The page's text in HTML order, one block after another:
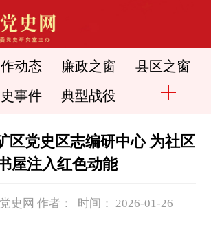
动态 廉政之窗 县区之窗
事件 典型战役
区党史区志编研中心 为社区
屋注入红色动能
史网 作者： 时间： 2026-01-26